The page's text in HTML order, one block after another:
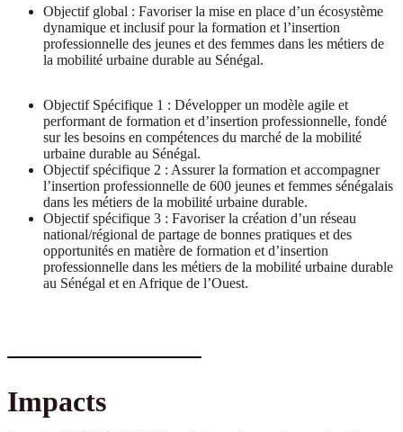
Objectif global : Favoriser la mise en place d’un écosystème
dynamique et inclusif pour la formation et l’insertion
professionnelle des jeunes et des femmes dans les métiers de
la mobilité urbaine durable au Sénégal.
Objectif Spécifique 1 : Développer un modèle agile et
performant de formation et d’insertion professionnelle, fondé
sur les besoins en compétences du marché de la mobilité
urbaine durable au Sénégal.
Objectif spécifique 2 : Assurer la formation et accompagner
l’insertion professionnelle de 600 jeunes et femmes sénégalais
dans les métiers de la mobilité urbaine durable.
Objectif spécifique 3 : Favoriser la création d’un réseau
national/régional de partage de bonnes pratiques et des
opportunités en matière de formation et d’insertion
professionnelle dans les métiers de la mobilité urbaine durable
au Sénégal et en Afrique de l’Ouest.
Impacts